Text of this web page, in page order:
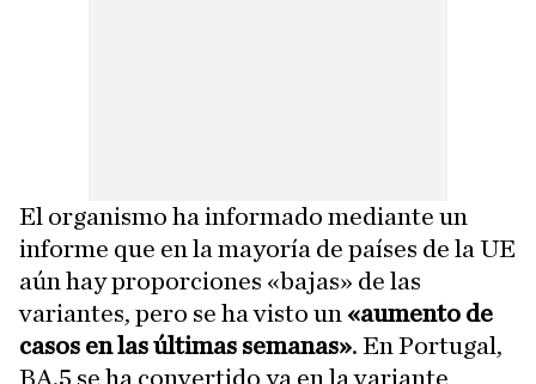
El organismo ha informado mediante un
informe que en la mayoría de países de la UE
aún hay proporciones «bajas» de las
variantes, pero se ha visto un «aumento de
casos en las últimas semanas». En Portugal,
BA.5 se ha convertido ya en la variante